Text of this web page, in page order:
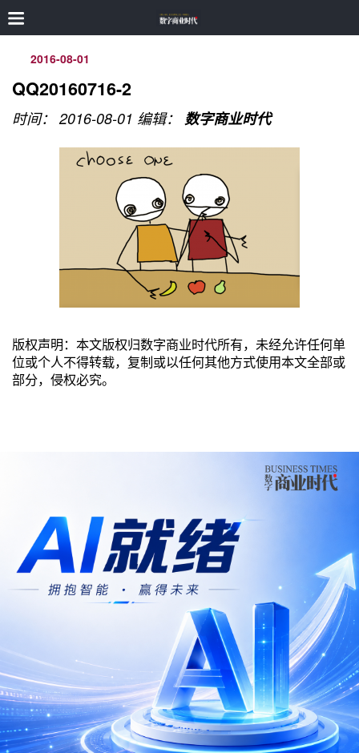
2016-08-01
QQ20160716-2
时间： 2016-08-01 编辑： 数字商业时代
版权声明：本文版权归数字商业时代所有，未经允许任何单
位或个人不得转载，复制或以任何其他方式使用本文全部或
部分，侵权必究。